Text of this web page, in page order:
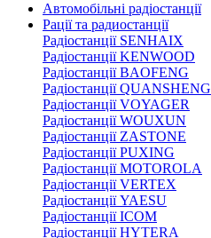
Автомобільні радіостанції
Рації та радиостанції
Радіостанції SENHAIX
Радіостанції KENWOOD
Радіостанції BAOFENG
Радіостанції QUANSHENG
Радіостанції VOYAGER
Радіостанції WOUXUN
Радіостанції ZASTONE
Радіостанції PUXING
Радіостанції MOTOROLA
Радіостанції VERTEX
Радіостанції YAESU
Радіостанції ICOM
Радіостанції HYTERA